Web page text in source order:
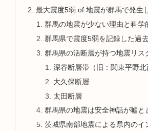
最大震度5弱 of 地震が群馬で発生
群馬の地震が少ない理由と科学
群馬県で震度5弱を記録した過
群馬県の活断層が持つ地震リス
深谷断層帯（旧：関東平野北
大久保断層
太田断層
群馬県の地震は安全神話が嘘と
茨城県南部地震による県内のイ